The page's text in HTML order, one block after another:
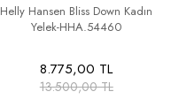
Helly Hansen Bliss Down Kadın
Yelek-HHA.54460
8.775,00 TL
13.500,00 TL